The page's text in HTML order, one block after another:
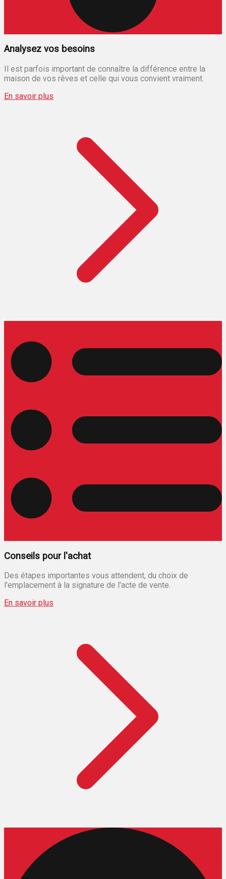
Analysez vos besoins
Il est parfois important de connaître la différence entre la
maison de vos rêves et celle qui vous convient vraiment.
En savoir plus
Conseils pour l'achat
Des étapes importantes vous attendent, du choix de
l'emplacement à la signature de l'acte de vente.
En savoir plus